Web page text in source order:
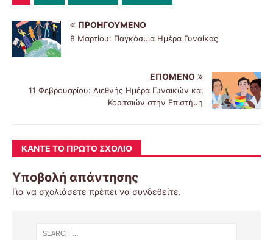
ΠΡΟΗΓΟΎΜΕΝΟ
8 Μαρτίου: Παγκόσμια Ημέρα Γυναίκας
ΕΠΌΜΕΝΟ
11 Φεβρουαρίου: Διεθνής Ημέρα Γυναικών και
Κοριτσιών στην Επιστήμη
ΚΆΝΤΕ ΤΟ ΠΡΏΤΟ ΣΧΌΛΙΟ
Υποβολή απάντησης
Για να σχολιάσετε πρέπει να συνδεθείτε.